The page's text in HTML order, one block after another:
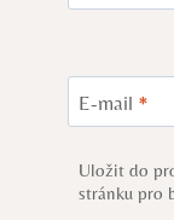
E-mail *
Uložit do
stránku pro